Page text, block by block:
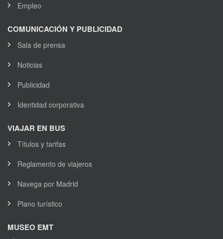
Empleo
COMUNICACIÓN Y PUBLICIDAD
Sala de prensa
Noticias
Publicidad
Identidad corporativa
VIAJAR EN BUS
Títulos y tarifas
Reglamento de viajeros
Navega por Madrid
Plano turístico
MUSEO EMT